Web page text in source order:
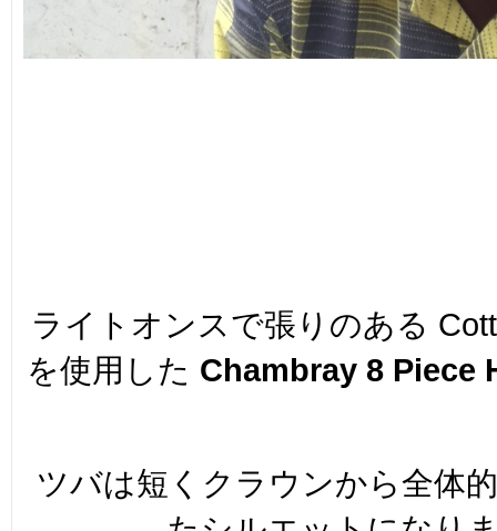
ライトオンスで張りのある
を使用した Chambray 8 Piece
ツバは短くクラウンから全体